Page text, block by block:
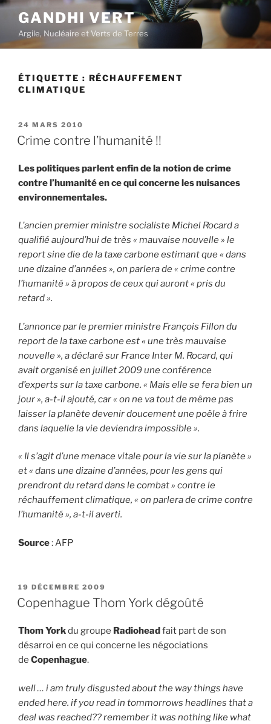
Aller
contenu
principal
GANDHI VERT
Argile, Nucléaire et Verts de Terres
ÉTIQUETTE : RÉCHAUFFEMENT
CLIMATIQUE
PUBLIÉ
LE
24 MARS 2010
Crime contre l’humanité !!
Les politiques parlent enfin de la notion de crime
contre l’humanité en ce qui concerne les nuisances
environnementales.
L’ancien premier ministre socialiste Michel Rocard a
qualifié aujourd’hui de très « mauvaise nouvelle » le
report sine die de la taxe carbone estimant que « dans
une dizaine d’années », on parlera de « crime contre
l’humanité » à propos de ceux qui auront « pris du
retard ».
L’annonce par le premier ministre François Fillon du
report de la taxe carbone est « une très mauvaise
nouvelle », a déclaré sur France Inter M. Rocard, qui
avait organisé en juillet 2009 une conférence
d’experts sur la taxe carbone. « Mais elle se fera bien un
jour », a-t-il ajouté, car « on ne va tout de même pas
laisser la planète devenir doucement une poële à frire
dans laquelle la vie deviendra impossible ».
« Il s’agit d’une menace vitale pour la vie sur la planète »
et « dans une dizaine d’années, pour les gens qui
prendront du retard dans le combat » contre le
réchauffement climatique, « on parlera de crime contre
l’humanité », a-t-il averti.
Source: AFP
PUBLIÉ
LE
19 DÉCEMBRE 2009
Copenhague Thom York dégoûté
Thom Yorkdu groupe Radioheadfait part de son
désarroi en ce qui concerne les négociations
de Copenhague.
well … i am truly disgusted about the way things have
ended here. if you read in tommorrows headlines that a
deal was reached?? remember it was nothing like what